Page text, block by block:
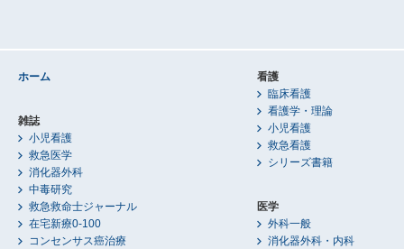
ホーム
雑誌
小児看護
救急医学
消化器外科
中毒研究
救急救命士ジャーナル
在宅新療0-100
コンセンサス癌治療
看護
臨床看護
看護学・理論
小児看護
救急看護
シリーズ書籍
医学
外科一般
消化器外科・内科